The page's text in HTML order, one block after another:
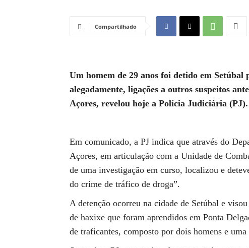
Compartilhado
Um homem de 29 anos foi detido em
alegadamente, ligações a outros suspeitos
Açores, revelou hoje a Polícia Judiciária (PJ).
Em comunicado, a PJ indica que através do
Açores, em articulação com a Unidade de
de uma investigação em curso, localizou e
do crime de tráfico de droga”.
A detenção ocorreu na cidade de Setúbal e
de haxixe que foram aprendidos em Ponta
de traficantes, composto por dois homens e